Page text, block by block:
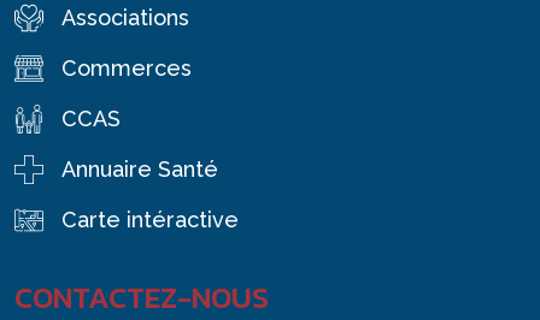
Associations
Commerces
CCAS
Annuaire Santé
Carte intéractive
CONTACTEZ-NOUS